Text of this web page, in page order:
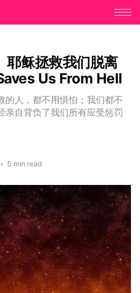
耶稣拯救我们脱离
Us From Hell
的人，都不用惧怕；我们都不
亲自背负了我们所有应受惩罚
• 5 min read